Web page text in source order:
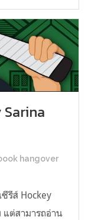
hangover
รีส์ Hockey
แต่สามารถอ่าน